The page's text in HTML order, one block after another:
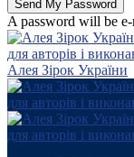
A password will be
Алея Зірок України